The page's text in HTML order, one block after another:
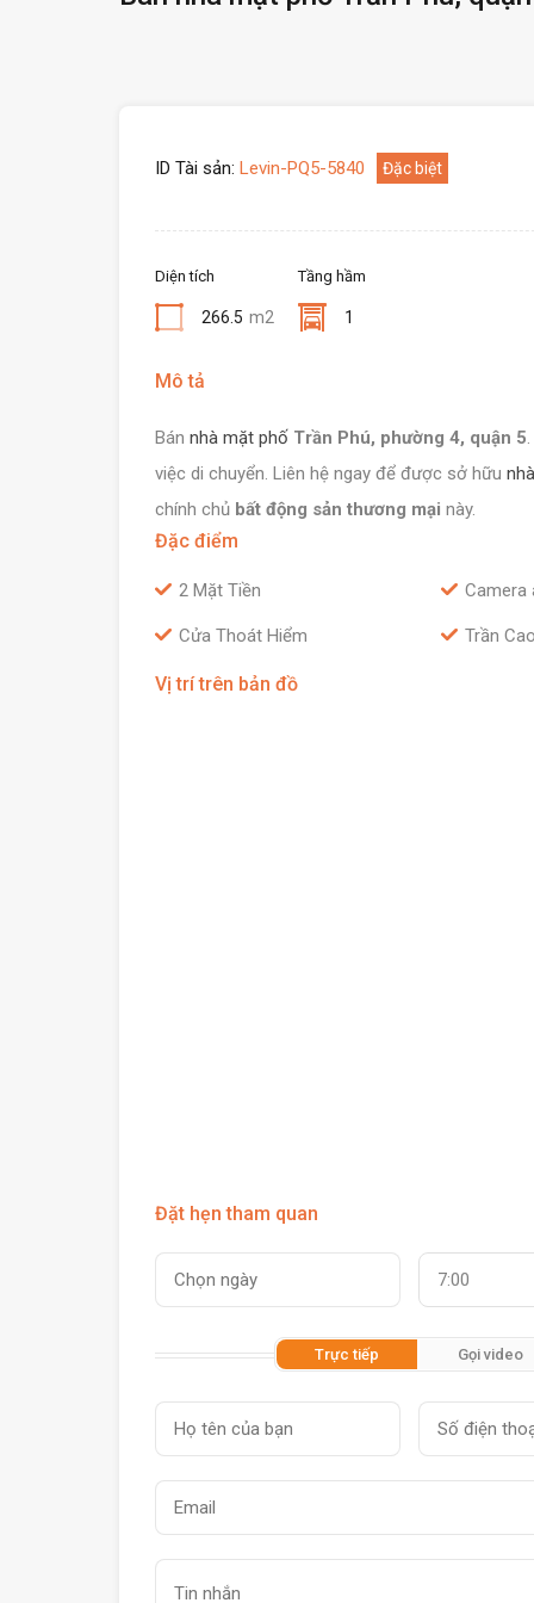
ID Tài sản: Levin-PQ5-5840 Đặc biệt
Diện tích
266.5 m2
Tầng hầm
1
Mô tả
Bán nhà mặt phố Trần Phú, phường 4, quận 5
việc di chuyển. Liên hệ ngay để được sở hữu
chính chủ bất động sản thương mại này.
Đặc điểm
2 Mặt Tiền Camera
Cửa Thoát Hiểm Trần Cao
Vị trí trên bản đồ
Đặt hẹn tham quan
7:00
Trực tiếp Gọi video